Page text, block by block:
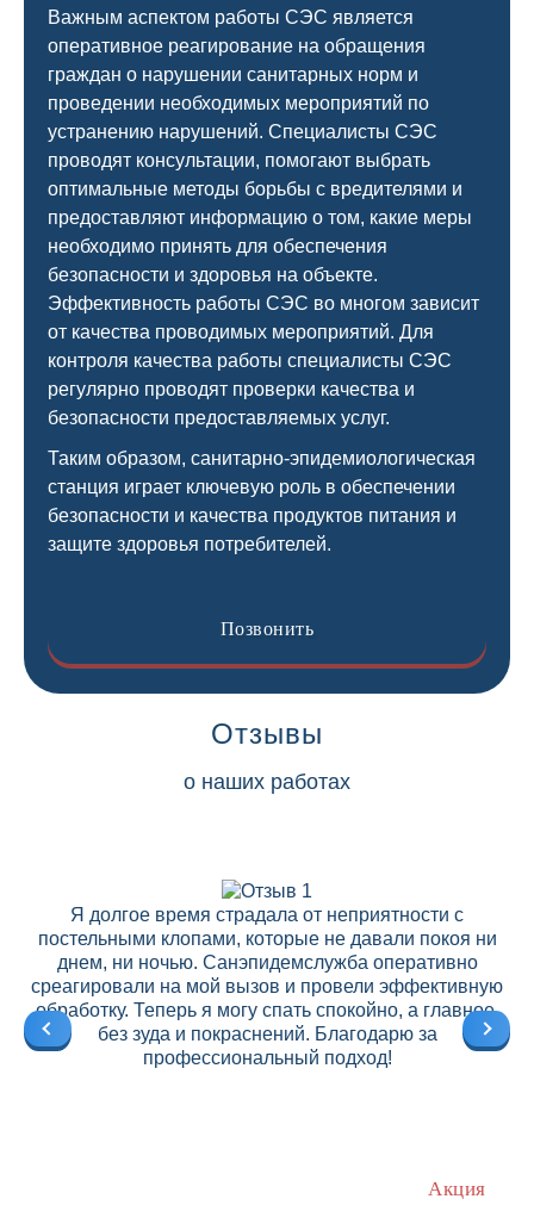
Отзывы
о наших работах
Я долгое время страдала от неприятности с
постельными клопами, которые не давали покоя ни
днем, ни ночью. Санэпидемслужба оперативно
среагировали на мой вызов и провели эффективную
обработку. Теперь я могу спать спокойно, а главное,
без зуда и покраснений. Благодарю за
профессиональный подход!
Акция
Важным аспектом работы СЭС является
оперативное реагирование на обращения
граждан о нарушении санитарных норм и
проведении необходимых мероприятий по
устранению нарушений. Специалисты СЭС
проводят консультации, помогают выбрать
оптимальные методы борьбы с вредителями и
предоставляют информацию о том, какие меры
необходимо принять для обеспечения
безопасности и здоровья на объекте.
Эффективность работы СЭС во многом зависит
от качества проводимых мероприятий. Для
контроля качества работы специалисты СЭС
регулярно проводят проверки качества и
безопасности предоставляемых услуг.
Таким образом, санитарно-эпидемиологическая
станция играет ключевую роль в обеспечении
безопасности и качества продуктов питания и
защите здоровья потребителей.
Позвонить